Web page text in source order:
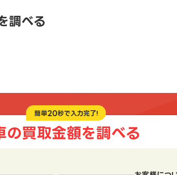
調べる
簡単20秒で入力完了!
の買取金額を調べる